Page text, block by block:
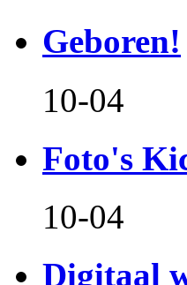
Geboren!
10-04
Foto's
10-04
Digitaal